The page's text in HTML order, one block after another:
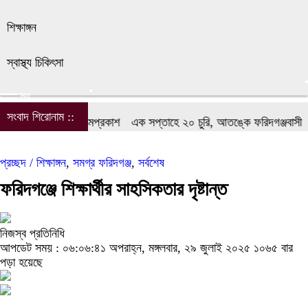
শিক্ষাঙ্গন
স্বাস্থ্য চিকিৎসা
সব
সংবাদ শিরোনাম ::
ফোরামের আত্মপ্রকাশ এক সপ্তাহে ২০ চুরি, আতঙ্কে ফরিদগঞ্জবাসী
প্রচ্ছদ / শিক্ষাঙ্গন, সমগ্র ফরিদগঞ্জ, সর্বশেষ
ফরিদগঞ্জে শিক্ষার্থীর সাহসিকতার দৃষ্টান্ত
নিজস্ব প্রতিনিধি
আপডেট সময় : ০৬:০৬:৪১ অপরাহ্ন, মঙ্গলবার, ২৯ জুলাই ২০২৫ ১০৬৫ বার
পড়া হয়েছে